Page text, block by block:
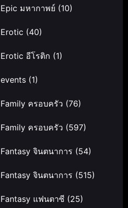
Epic มหากาพย์ (10)
Erotic (40)
Erotic อีโรติก (1)
events (1)
Family ครอบครัว (76)
Family ครอบครัว (597)
Fantasy จินตนาการ (54)
Fantasy จินตนาการ (515)
Fantasy แฟนตาซี (25)